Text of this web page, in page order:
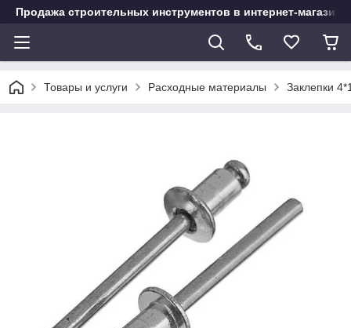
Продажа строительных инструментов в интернет-магазине
Товары и услуги Расходные материалы Заклепки